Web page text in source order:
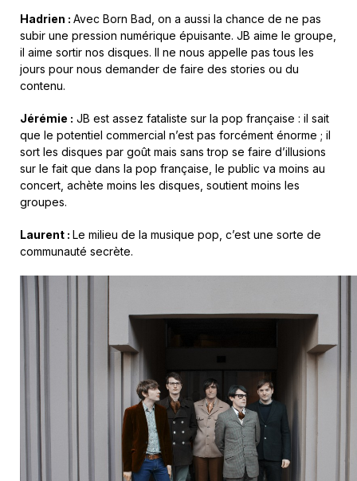
Hadrien : Avec Born Bad, on a aussi la chance de ne pas
subir une pression numérique épuisante. JB aime le groupe,
il aime sortir nos disques. Il ne nous appelle pas tous les
jours pour nous demander de faire des stories ou du
contenu.
Jérémie : JB est assez fataliste sur la pop française : il sait
que le potentiel commercial n’est pas forcément énorme ; il
sort les disques par goût mais sans trop se faire d’illusions
sur le fait que dans la pop française, le public va moins au
concert, achète moins les disques, soutient moins les
groupes.
Laurent : Le milieu de la musique pop, c’est une sorte de
communauté secrète.